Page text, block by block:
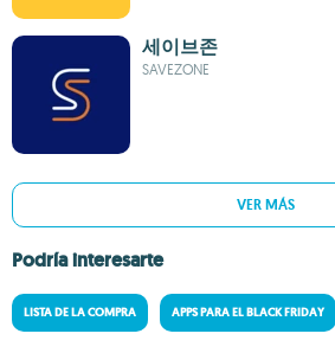
세이브존
SAVEZONE
VER MÁS
Podría interesarte
LISTA DE LA COMPRA APPS PARA EL BLACK FRIDAY